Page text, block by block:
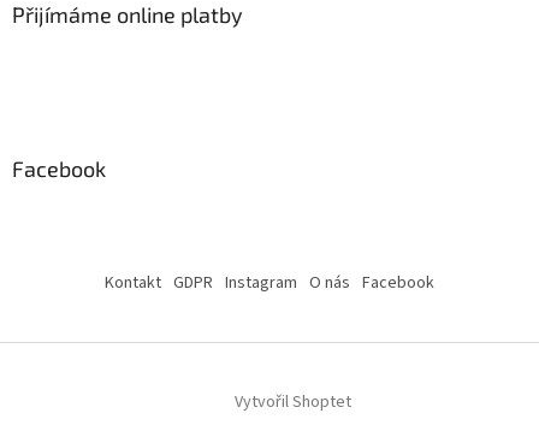
Přijímáme online platby
Facebook
Kontakt GDPR Instagram O nás Facebook
Vytvořil Shoptet